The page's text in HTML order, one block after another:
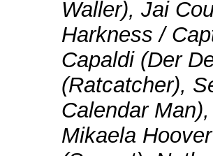
Waller), Jai
Harkness /
Capaldi (Der
(Ratcatcher),
Calendar
Mikaela